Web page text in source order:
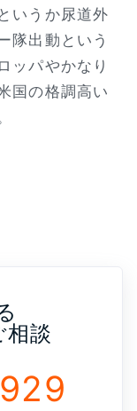
いうか尿道外
隊出動という
ッパやかなり
国の格調高い
相談